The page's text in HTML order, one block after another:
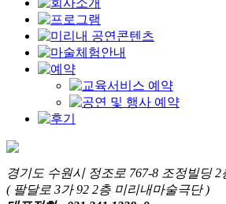
경기도 수원시 정조로 767-8 조정빌딩
( 팔달로 3가 92 2층 미리내마술극단 )